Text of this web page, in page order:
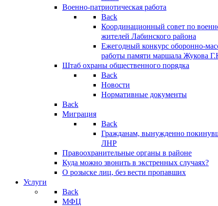
Военно-патриотическая работа
Back
Координационный совет по
жителей Лабинского района
Ежегодный конкурс оборонно-
работы памяти маршала Жукова
Штаб охраны общественного порядка
Back
Новости
Нормативные документы
Back
Миграция
Back
Гражданам, вынужденно
ЛНР
Правоохранительные органы в районе
Куда можно звонить в экстренных случаях?
О розыске лиц, без вести пропавших
Услуги
Back
МФЦ